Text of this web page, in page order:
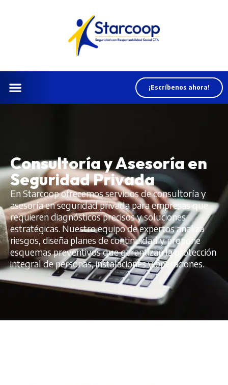
¡Escríbenos ahora!
Consultoría y Asesoría en
Seguridad Privada
En Starcoop ofrecemos servicios de consultoría y
asesoría en seguridad privada para empresas que
requieren diagnósticos precisos y soluciones
estratégicas. Nuestro equipo de expertos analiza
riesgos, diseña planes de continuidad y propone
esquemas preventivos que garantizan la protección
integral de personas, instalaciones y operaciones.